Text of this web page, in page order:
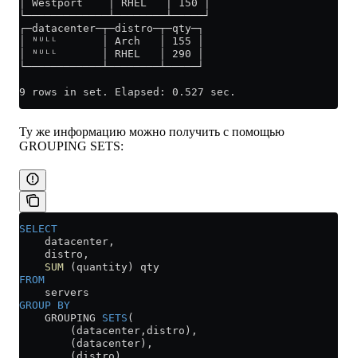
│ Westport    │ RHEL   │ 150 │
└─────────────┴────────┴─────┘
┌─datacenter─┬─distro─┬─qty─┐
│ ᴺᵁᴸᴸ       │ Arch   │ 155 │
│ ᴺᵁᴸᴸ       │ RHEL   │ 290 │
└────────────┴────────┴─────┘
9 rows in set. Elapsed: 0.527 sec.
Ту же информацию можно получить с помощью
GROUPING SETS:
SELECT
    datacenter,
    distro,
    SUM
(quantity) qty
FROM
    servers
GROUP BY
    GROUPING
SETS (
        (datacenter,distro),
        (datacenter),